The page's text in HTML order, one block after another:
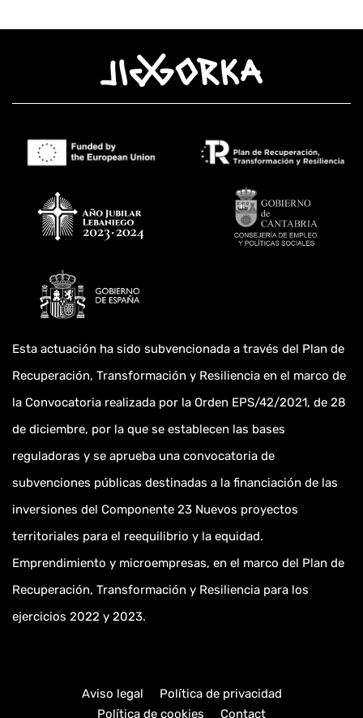
Esta actuación ha sido subvencionada a través del Plan de
Recuperación, Transformación y Resiliencia en el marco de
la Convocatoria realizada por la Orden EPS/42/2021, de 28
de diciembre, por la que se establecen las bases
reguladoras y se aprueba una convocatoria de
subvenciones públicas destinadas a la financiación de las
inversiones del Componente 23 Nuevos proyectos
territoriales para el reequilibrio y la equidad.
Emprendimiento y microempresas, en el marco del Plan de
Recuperación, Transformación y Resiliencia para los
ejercicios 2022 y 2023.
Aviso legal
Política de privacidad
Política de cookies
Contact